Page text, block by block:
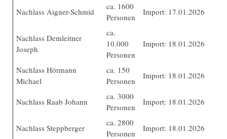
Nachlass Aigner-Schmid
ca. 1600
Personen
Import: 17.01.2026
Nachlass Demleitner
Joseph
ca.
10.000
Personen
Import: 18.01.2026
Nachlass Hörmann
Michael
ca. 150
Personen
Import: 18.01.2026
Nachlass Raab Johann
ca. 3000
Personen
Import: 18.01.2026
Nachlass Steppberger
ca. 2800
Personen
Import: 18.01.2026